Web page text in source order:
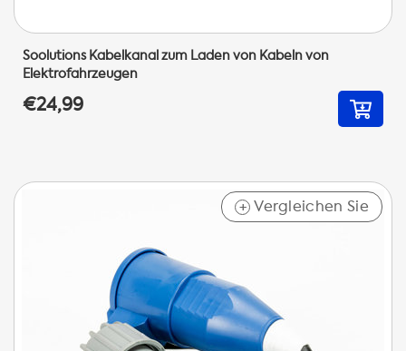
Soolutions Kabelkanal zum Laden von Kabeln von
Elektrofahrzeugen
€24,99
+ Vergleichen Sie